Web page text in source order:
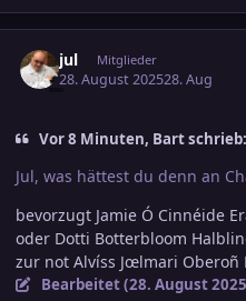
jul Mitglieder
28. August 202528. Aug
Vor 8 Minuten, Bart schrieb:
Jul, was hättest du denn an
bevorzugt Jamie Ó Cinnéide
oder Dotti Botterbloom
zur not Alvíss Jœlmari Oberoñ
Bearbeitet (28. August 2025